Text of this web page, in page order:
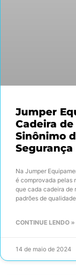
Jumper
Cadeira
Sinônimo
Na Jumper
é comprovada pelas
que cada cadeira de
padrões de
CONTINUE LENDO »
14 de maio de 2024